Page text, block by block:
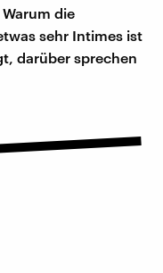
die
sehr Intimes ist
darüber sprechen